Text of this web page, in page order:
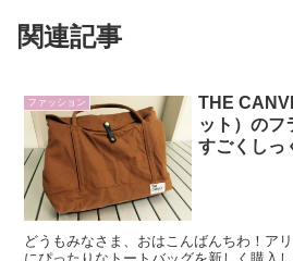
関連記事
ファッション
THE
ット）のフ
すごくしっ
どうもみなさま、おはこんばんちわ！アリマッ